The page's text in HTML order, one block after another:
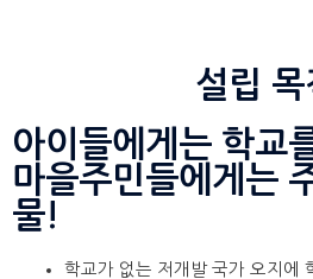
설립 목
아이들에게는 학교
마을주민들에게는
물!
학교가 없는 저개발 국가 오지에